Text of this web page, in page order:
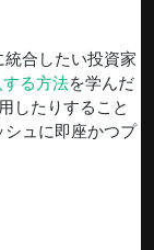
合したい投資家
する方法を学んだ
したりすること
ュに即座かつプ